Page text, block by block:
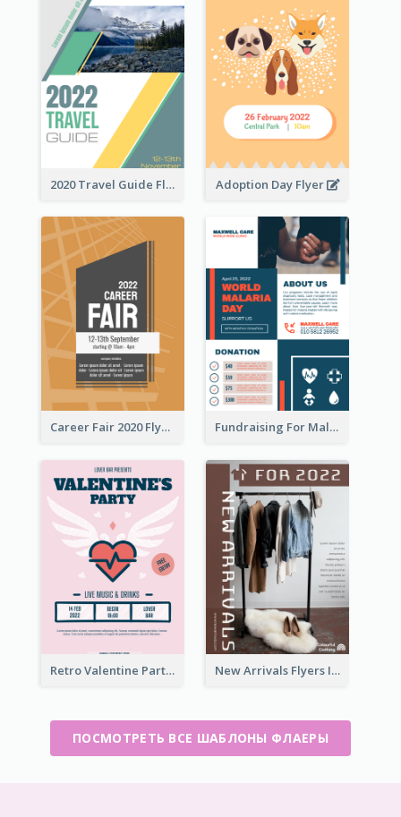
2020 Travel Guide Flyer Adoption Day Flyer
Career Fair 2020 Flyer Fundraising For Malaria Flyer Design
Retro Valentine Party Pink Flyers Design Templates New Arrivals Flyers In In Brown Colour Tone
ПОСМОТРЕТЬ ВСЕ ШАБЛОНЫ ФЛАЕРЫ